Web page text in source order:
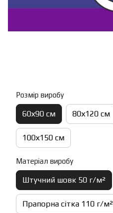
Розмір виробу
60х90 см 80х120 см
100х150 см
Матеріал виробу
Штучний шовк 50 г/м²
Прапорна сітка 110 г/м²